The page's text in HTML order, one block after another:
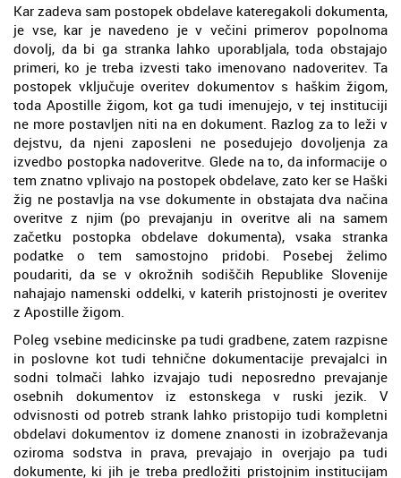
Kar zadeva sam postopek obdelave kateregakoli dokumenta,
je vse, kar je navedeno je v večini primerov popolnoma
dovolj, da bi ga stranka lahko uporabljala, toda obstajajo
primeri, ko je treba izvesti tako imenovano nadoveritev. Ta
postopek vključuje overitev dokumentov s haškim žigom,
toda Apostille žigom, kot ga tudi imenujejo, v tej instituciji
ne more postavljen niti na en dokument. Razlog za to leži v
dejstvu, da njeni zaposleni ne posedujejo dovoljenja za
izvedbo postopka nadoveritve. Glede na to, da informacije o
tem znatno vplivajo na postopek obdelave, zato ker se Haški
žig ne postavlja na vse dokumente in obstajata dva načina
overitve z njim (po prevajanju in overitve ali na samem
začetku postopka obdelave dokumenta), vsaka stranka
podatke o tem samostojno pridobi. Posebej želimo
poudariti, da se v okrožnih sodiščih Republike Slovenije
nahajajo namenski oddelki, v katerih pristojnosti je overitev
z Apostille žigom.
Poleg vsebine medicinske pa tudi gradbene, zatem razpisne
in poslovne kot tudi tehnične dokumentacije prevajalci in
sodni tolmači lahko izvajajo tudi neposredno prevajanje
osebnih dokumentov iz estonskega v ruski jezik. V
odvisnosti od potreb strank lahko pristopijo tudi kompletni
obdelavi dokumentov iz domene znanosti in izobraževanja
oziroma sodstva in prava, prevajajo in overjajo pa tudi
dokumente, ki jih je treba predložiti pristojnim institucijam